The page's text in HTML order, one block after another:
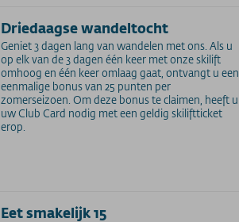
Driedaagse wandeltocht
Geniet 3 dagen lang van wandelen met ons. Als u
op elk van de 3 dagen één keer met onze skilift
omhoog en één keer omlaag gaat, ontvangt u een
eenmalige bonus van 25 punten per
zomerseizoen. Om deze bonus te claimen, heeft u
uw Club Card nodig met een geldig skiliftticket
erop.
Eet smakelijk 15